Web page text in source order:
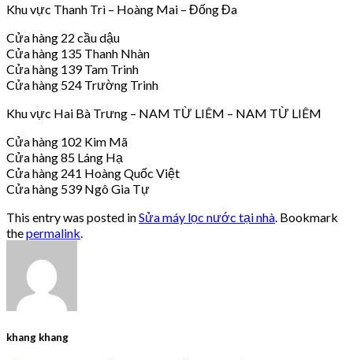
Khu vực Thanh Trì – Hoàng Mai – Đống Đa
Cửa hàng 22 cầu dậu
Cửa hàng 135 Thanh Nhàn
Cửa hàng 139 Tam Trinh
Cửa hàng 524 Trường Trinh
Khu vực Hai Bà Trưng – NAM TỪ LIÊM – NAM TỪ LIÊM
Cửa hàng 102 Kim Mã
Cửa hàng 85 Láng Hạ
Cửa hàng 241 Hoàng Quốc Việt
Cửa hàng 539 Ngô Gia Tự
This entry was posted inSửa máy lọc nước tại nhà . Bookmark
thepermalink
khang khang